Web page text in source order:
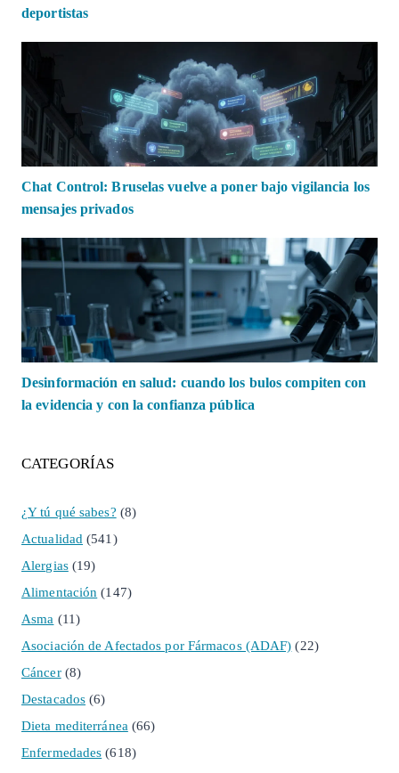
deportistas
Chat Control: Bruselas vuelve a poner bajo vigilancia los
mensajes privados
Desinformación en salud: cuando los bulos compiten con
la evidencia y con la confianza pública
CATEGORÍAS
¿Y tú qué sabes? (8)
Actualidad (541)
Alergias(19)
Alimentación (147)
Asma (11)
Asociación de Afectados por Fármacos (ADAF) (22)
Cáncer(8)
Destacados (6)
Dieta mediterránea (66)
Enfermedades (618)